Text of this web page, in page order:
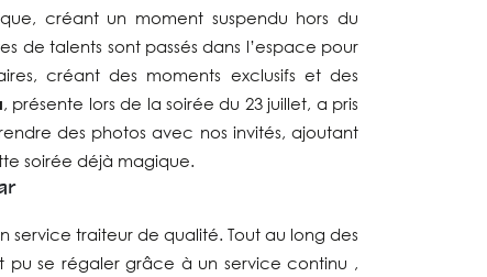
créant un moment suspendu hors du
de talents sont passés dans l’espace pour
créant des moments exclusifs et des
, présente lors de la soirée du 23 juillet, a pris
des photos avec nos invités, ajoutant
soirée déjà magique.
service traiteur de qualité. Tout au long des
pu se régaler grâce à un service continu ,